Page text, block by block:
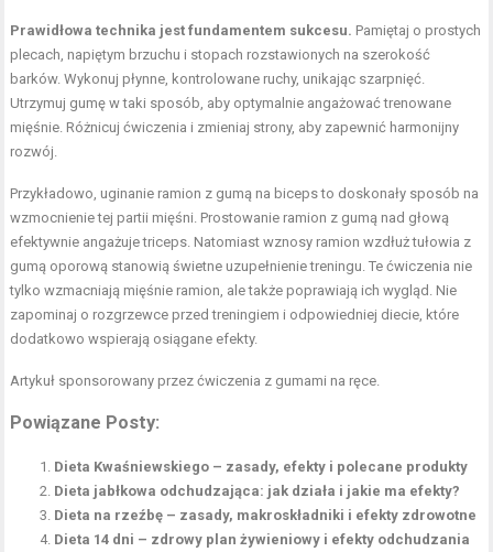
Prawidłowa technika jest fundamentem sukcesu. Pamiętaj o prostych
plecach, napiętym brzuchu i stopach rozstawionych na szerokość
barków. Wykonuj płynne, kontrolowane ruchy, unikając szarpnięć.
Utrzymuj gumę w taki sposób, aby optymalnie angażować trenowane
mięśnie. Różnicuj ćwiczenia i zmieniaj strony, aby zapewnić harmonijny
rozwój.
Przykładowo, uginanie ramion z gumą na biceps to doskonały sposób na
wzmocnienie tej partii mięśni. Prostowanie ramion z gumą nad głową
efektywnie angażujetriceps . Natomiast wznosy ramion wzdłuż tułowia z
gumą oporową stanowią świetne uzupełnienie treningu. Te ćwiczenia nie
tylko wzmacniają mięśnie ramion, ale także poprawiają ich wygląd. Nie
zapominaj o rozgrzewce przed treningiem i odpowiedniej diecie, które
dodatkowo wspierają osiągane efekty.
Artykuł sponsorowany przezćwiczenia z gumami na ręce
Powiązane Posty:
Dieta Kwaśniewskiego – zasady, efekty i polecane produkty
Dieta jabłkowa odchudzająca: jak działa i jakie ma efekty?
Dieta na rzeźbę – zasady, makroskładniki i efekty zdrowotne
Dieta 14 dni – zdrowy plan żywieniowy i efekty odchudzania